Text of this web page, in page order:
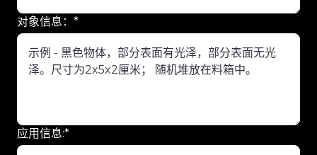
对象信息： *
应用信息:*